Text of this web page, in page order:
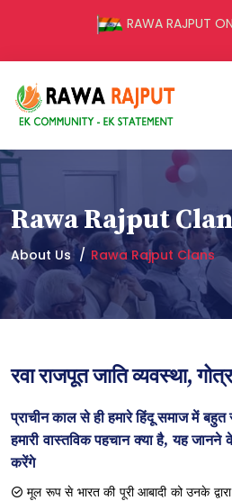
RAWA RAJPUT
Rawa Rajput
About Us Rawa Rajput Clans
रवा राजपूत जाति व्यवस्था,
प्राचीन काल से ही हमारे हिंदू समाज में
हमारी वास्तविक पहचान क्या है, यह जानने
करेंगे
मूल रूप से भारत की पूरी आबादी को उनके